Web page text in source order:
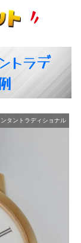
トラデ
タントラディショナル